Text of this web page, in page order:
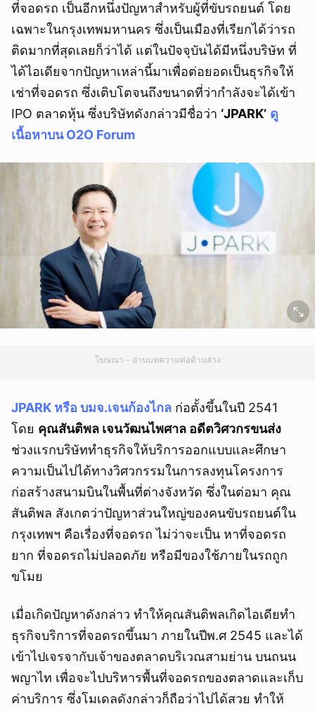
ที่จอดรถ เป็นอีกหนึ่งปัญหาสำหรับผู้ที่ขับรถยนต์ โดย
เฉพาะในกรุงเทพมหานคร ซึ่งเป็นเมืองที่เรียกได้ว่ารถ
ติดมากที่สุดเลยก็ว่าได้ แต่ในปัจจุบันได้มีหนึ่งบริษัท ที่
ได้ไอเดียจากปัญหาเหล่านี้มาเพื่อต่อยอดเป็นธุรกิจให้
เช่าที่จอดรถ ซึ่งเติบโตจนถึงขนาดที่ว่ากำลังจะได้เข้า
IPO ตลาดหุ้น ซึ่งบริษัทดังกล่าวมีชื่อว่า ‘JPARK’ ดู
เนื้อหาบน O2O Forum
โฆษณา - อ่านบทความต่อด้านล่าง
JPARK หรือ บมจ.เจนก้องไกล ก่อตั้งขึ้นในปี 2541
โดย คุณสันติพล เจนวัฒนไพศาล อดีตวิศวกรขนส่ง
ช่วงแรกบริษัททำธุรกิจให้บริการออกแบบและศึกษา
ความเป็นไปได้ทางวิศวกรรมในการลงทุนโครงการ
ก่อสร้างสนามบินในพื้นที่ต่างจังหวัด ซึ่งในต่อมา คุณ
สันติพล สังเกตว่าปัญหาส่วนใหญ่ของคนขับรถยนต์ใน
กรุงเทพฯ คือเรื่องที่จอดรถ ไม่ว่าจะเป็น หาที่จอดรถ
ยาก ที่จอดรถไม่ปลอดภัย หรือมีของใช้ภายในรถถูก
ขโมย
เมื่อเกิดปัญหาดังกล่าว ทำให้คุณสันติพลเกิดไอเดียทำ
ธุรกิจบริการที่จอดรถขึ้นมา ภายในปีพ.ศ 2545 และได้
เข้าไปเจรจากับเจ้าของตลาดบริเวณสามย่าน บนถนน
พญาไท เพื่อจะไปบริหารพื้นที่จอดรถของตลาดและเก็บ
ค่าบริการ ซึ่งโมเดลดังกล่าวก็ถือว่าไปได้สวย ทำให้